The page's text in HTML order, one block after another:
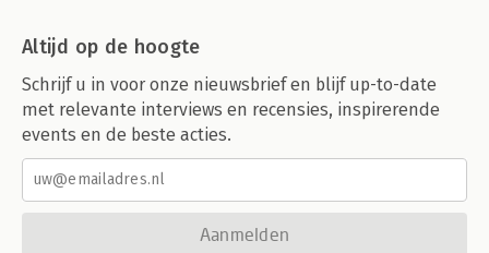
Altijd op de hoogte
Schrijf u in voor onze nieuwsbrief en blijf up-to-date
met relevante interviews en recensies, inspirerende
events en de beste acties.
Aanmelden